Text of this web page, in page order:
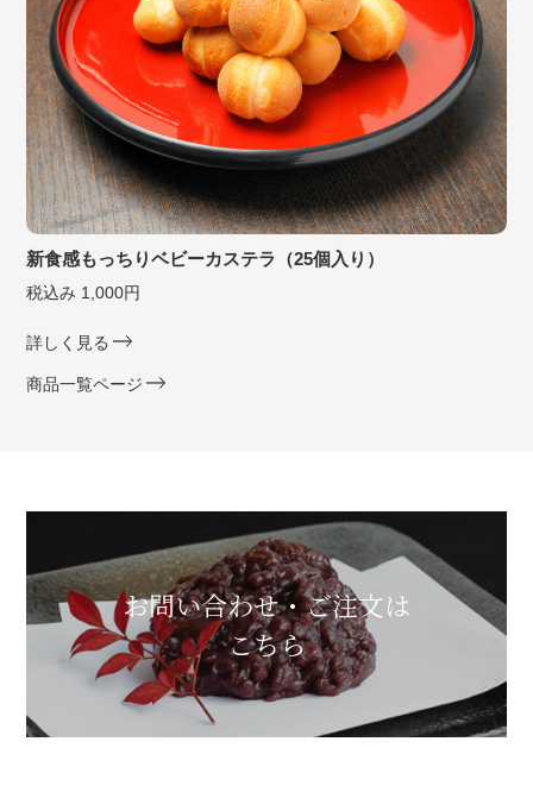
新食感もっちりベビーカステラ（25個入り）
税込み 1,000円
詳しく見る
商品一覧ページ
お問い合わせ・ご注文は
こちら